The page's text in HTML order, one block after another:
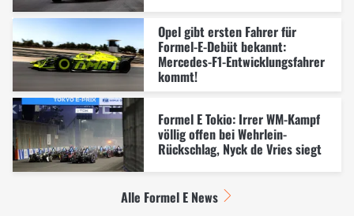
Opel gibt ersten Fahrer für
Formel-E-Debüt bekannt:
Mercedes-F1-Entwicklungsfahrer
kommt!
Formel E Tokio: Irrer WM-Kampf
völlig offen bei Wehrlein-
Rückschlag, Nyck de Vries siegt
Alle Formel E News